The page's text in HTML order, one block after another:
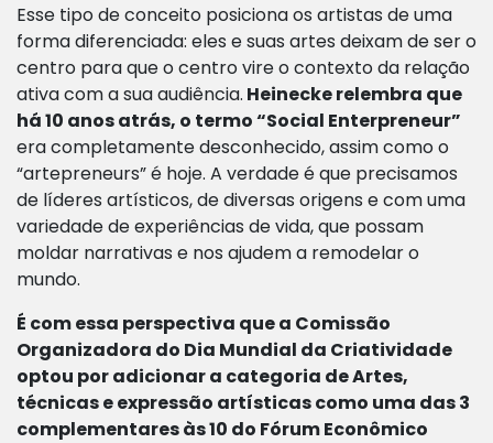
Esse tipo de conceito posiciona os artistas de uma
forma diferenciada: eles e suas artes deixam de ser o
centro para que o centro vire o contexto da relação
ativa com a sua audiência. Heinecke relembra que
há 10 anos atrás, o termo “Social Enterpreneur”
era completamente desconhecido, assim como o
“artepreneurs” é hoje. A verdade é que precisamos
de líderes artísticos, de diversas origens e com uma
variedade de experiências de vida, que possam
moldar narrativas e nos ajudem a remodelar o
mundo.
É com essa perspectiva que a Comissão
Organizadora do Dia Mundial da Criatividade
optou por adicionar a categoria de Artes,
técnicas e expressão artísticas como uma das 3
complementares às 10 do Fórum Econômico